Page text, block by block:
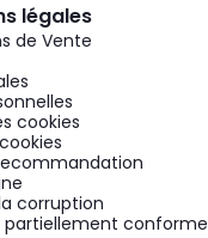
légales
de Vente
cookies
corruption
partiellement conforme